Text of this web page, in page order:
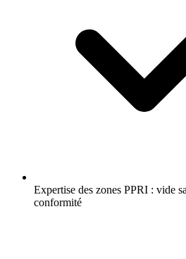
Expertise des zones PPRI : vide
conformité